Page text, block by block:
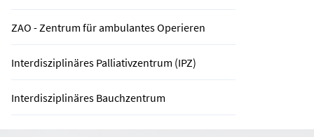
ZAO - Zentrum für ambulantes Operieren
Interdisziplinäres Palliativzentrum (IPZ)
Interdisziplinäres Bauchzentrum